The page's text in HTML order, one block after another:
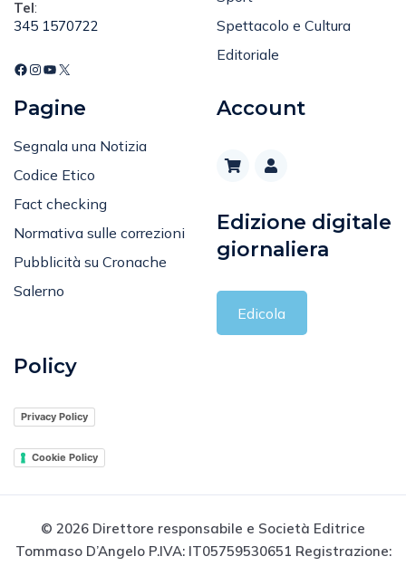
Tel:
345 1570722
Spettacolo e Cultura
Editoriale
Pagine
Segnala una Notizia
Codice Etico
Fact checking
Normativa sulle correzioni
Pubblicità su Cronache
Salerno
Account
Edizione digitale
giornaliera
Edicola
Policy
Privacy Policy
Cookie Policy
© 2026 Direttore responsabile e Società Editrice
Tommaso D’Angelo P.IVA: IT05759530651 Registrazione: